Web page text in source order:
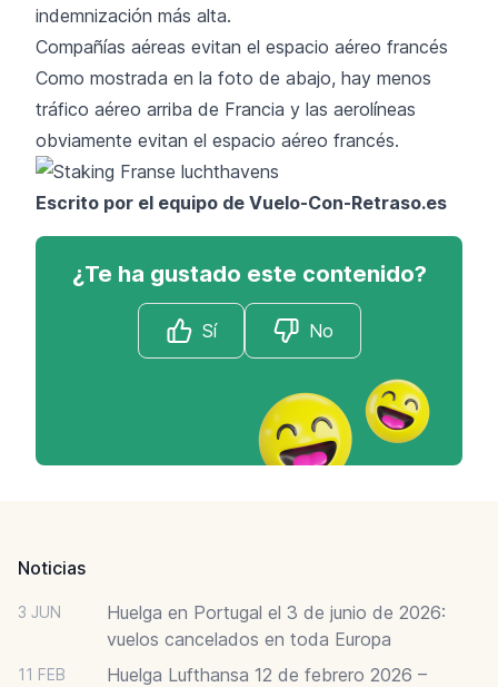
indemnización más alta.
Compañías aéreas evitan el espacio aéreo francés
Como mostrada en la foto de abajo, hay menos
tráfico aéreo arriba de Francia y las aerolíneas
obviamente evitan el espacio aéreo francés.
Escrito por el equipo de Vuelo-Con-Retraso.es
¿Te ha gustado este contenido?
Sí No
Noticias
3 JUN
Huelga en Portugal el 3 de junio de 2026:
vuelos cancelados en toda Europa
11 FEB
Huelga Lufthansa 12 de febrero 2026 –